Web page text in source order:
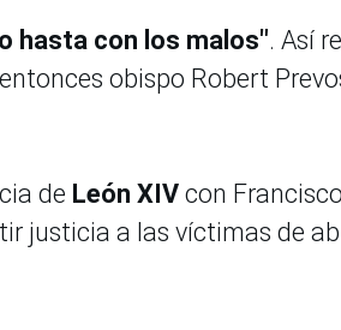
hasta con los malos". Así
obispo Robert
de León XIV con
justicia a las víctimas de